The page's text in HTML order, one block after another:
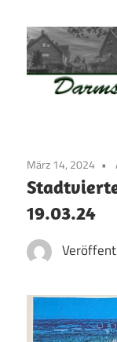
Inhalt
springen
Altstadt
der
Weststadt
–
Darmstadt
März 14, 2024
19.03.24